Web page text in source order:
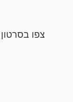
צפו